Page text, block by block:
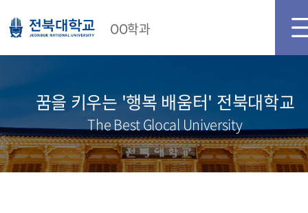
OO학과
꿈을 키우는 '행복 배움터' 전북대학교
The Best Glocal University